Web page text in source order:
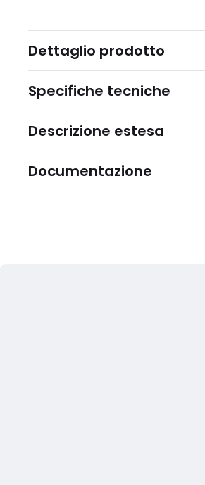
Dettaglio prodotto
Specifiche tecniche
Descrizione estesa
Documentazione